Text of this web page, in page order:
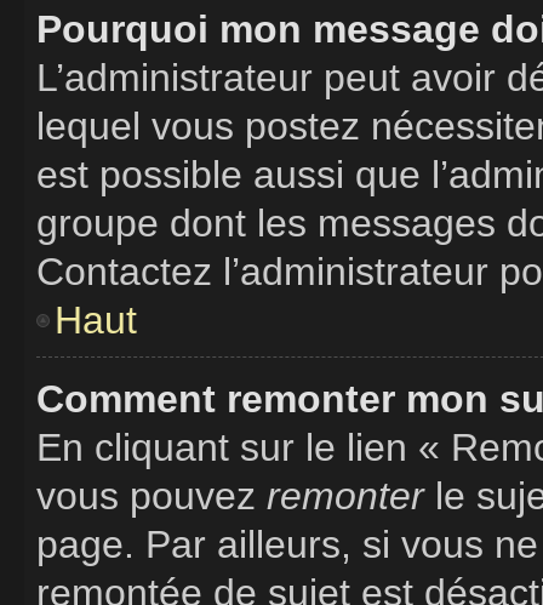
Pourquoi mon message
L’administrateur peut avoir
lequel vous postez
est possible aussi que
groupe dont les messages
Contactez l’administrateur
Haut
Comment remonter mon
En cliquant sur le lien «
vous pouvez remonterle
page. Par ailleurs, si vous
remontée de sujet est